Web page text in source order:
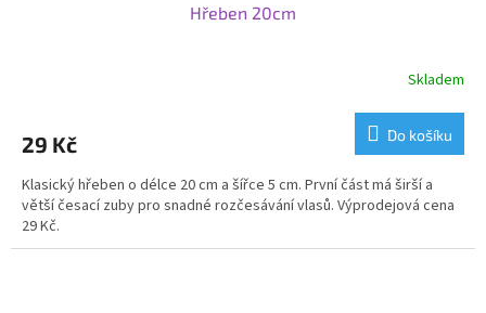
Hřeben 20cm
Skladem
29 Kč Do košíku
Klasický hřeben o délce 20 cm a šířce 5 cm. První část má širší a
větší česací zuby pro snadné rozčesávání vlasů. Výprodejová cena
29 Kč.